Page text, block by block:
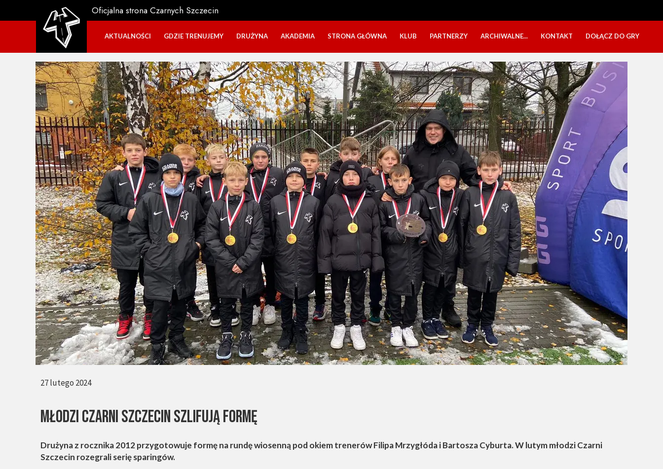
Drużyna z rocznika 2012 przygotowuje formę na rundę wiosenną pod okiem trenerów Filipa Mrzygłóda i Bartosza Cyburta. W lutym młodzi Czarni
Szczecin rozegrali serię sparingów.
MŁODZI CZARNI SZCZECIN SZLIFUJĄ FORMĘ
27 lutego 2024
Oficjalna strona Czarnych Szczecin
AKTUALNOŚCI GDZIE TRENUJEMY DRUŻYNA
DOŁĄCZ DO GRY
AKADEMIA
NABÓR DZIECI
SZTAB TRENERSKI
OPINIE RODZICÓW O OBOZACH
STRONA GŁÓWNA KLUB
NASZE DZIEŁA
PARTNERZY ARCHIWALNE...
PÓŁKOLONIE 2025
SBO 2023
CZARNI W MEDIACH
KADRA 2006
FESTYN CHARYTATYWNY
CZAS NA DZIEWCZYNY
OBÓZ W ZATONIU 2020
OBÓZ W KALISZU 2020
FOTORELACJE
VIDEO
OFERTA LATO 2020
ARCHIWUM OBOZÓW
WYNIKI
KONTAKT DOŁĄCZ DO GRY
NABÓR SENIORÓW